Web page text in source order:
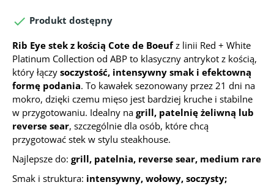
 Produkt dostępny
Rib Eye stek z kością Cote de Boeufz linii Red + White
Platinum Collection od ABP to klasyczny antrykot z kością,
który łączy soczystość, intensywny smak i efektowną
formę podania. To kawałek sezonowany przez 21 dni na
mokro, dzięki czemu mięso jest bardziej kruche i stabilne
w przygotowaniu. Idealny na grill, patelnię żeliwną lub
reverse sear, szczególnie dla osób, które chcą
przygotować stek w stylu steakhouse.
Najlepsze do: grill, patelnia, reverse sear, medium rare
Smak i struktura: intensywny, wołowy, soczysty;